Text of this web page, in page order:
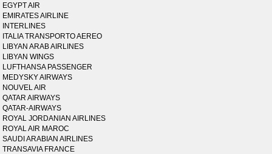
EGYPT AIR
EMIRATES AIRLINE
INTERLINES
ITALIA TRANSPORTO AEREO
LIBYAN ARAB AIRLINES
LIBYAN WINGS
LUFTHANSA PASSENGER
MEDYSKY AIRWAYS
NOUVEL AIR
QATAR AIRWAYS
QATAR-AIRWAYS
ROYAL JORDANIAN AIRLINES
ROYAL AIR MAROC
SAUDI ARABIAN AIRLINES
TRANSAVIA FRANCE